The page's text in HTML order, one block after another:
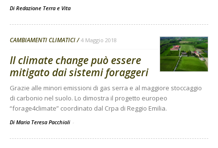
Di Redazione Terra e Vita
CAMBIAMENTI CLIMATICI 4 Maggio 2018
Il climate change può essere
mitigato dai sistemi foraggeri
Grazie alle minori emissioni di gas serra e al maggiore stoccaggio
di carbonio nel suolo. Lo dimostra il progetto europeo
“forage4climate” coordinato dal Crpa di Reggio Emilia.
Di Maria Teresa Pacchioli -